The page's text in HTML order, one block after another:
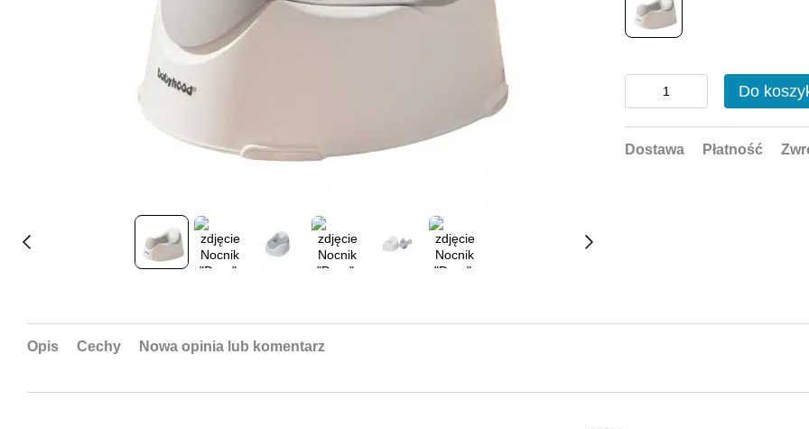
Do
Dostawa Płatność
Opis Cechy Nowa opinia lub komentarz